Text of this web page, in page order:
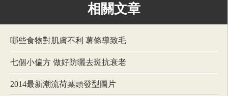
相關文章
哪些食物對肌膚不利 薯條導致毛
七個小偏方 做好防曬去斑抗衰老
2014最新潮流荷葉頭發型圖片